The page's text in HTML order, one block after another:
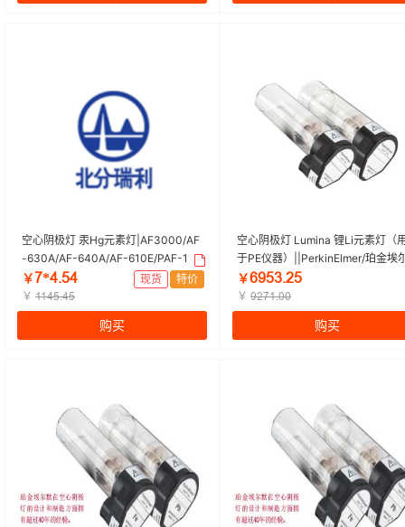
空心阴极灯 汞Hg元素灯|AF3000/AF
-630A/AF-640A/AF-610E/PAF-110
0|北分瑞利 | 1个
￥ǅ*ȦŕŪȦ 特价
现货
￥ ȜȜȦŪŕȦŪ
购买
空心阴极灯 Lumina 锂Li元素灯（
于PE仪器）||PerkinElmer/珀金埃
默 | 1个
￥ĪŽŪğŕĤŪ
￥ ŽĤǅȜŕŏŏ
购买